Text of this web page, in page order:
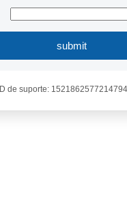
submit
ID de suporte: